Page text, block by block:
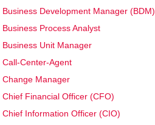
Business Development Manager (BDM)
Business Process Analyst
Business Unit Manager
Call-Center-Agent
Change Manager
Chief Financial Officer (CFO)
Chief Information Officer (CIO)